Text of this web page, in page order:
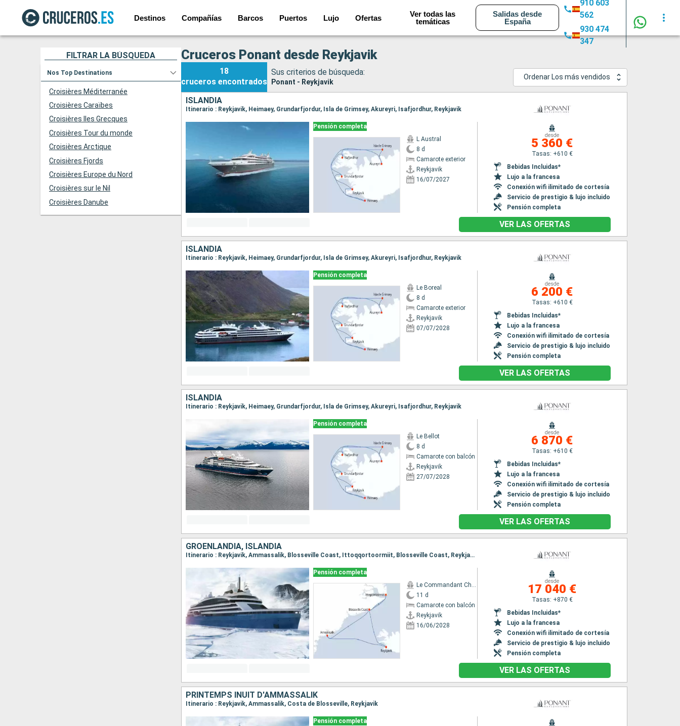
Destinos Compañías Barcos Puertos Lujo Ofertas
Ver todas las
temáticas
Salidas desde
España
910 603
562
930 474
347
FILTRAR LA BÚSQUEDA
Nos Top Destinations
Croisières Méditerranée
Croisières Caraïbes
Croisières Iles Grecques
Croisières Tour du monde
Croisières Arctique
Croisières Fjords
Croisières Europe du Nord
Croisières sur le Nil
Croisières Danube
Cruceros Ponant desde Reykjavik
18
cruceros encontrados
Sus criterios de búsqueda:
Ponant - Reykjavik
Ordenar Los más vendidos
ISLANDIA
Itinerario : Reykjavik, Heimaey, Grundarfjordur, Isla de Grimsey, Akureyri, Isafjordhur, Reykjavik
Pensión completa
L Austral
8 d
Camarote exterior
Reykjavik
16/07/2027
desde
5 360 €
Tasas: +610 €
Bebidas Incluidas*
Lujo a la francesa
Conexión wifi ilimitado de cortesía
Servicio de prestigio & lujo incluido
Pensión completa
VER LAS OFERTAS
ISLANDIA
Itinerario : Reykjavik, Heimaey, Grundarfjordur, Isla de Grimsey, Akureyri, Isafjordhur, Reykjavik
Pensión completa
Le Boreal
8 d
Camarote exterior
Reykjavik
07/07/2028
desde
6 200 €
Tasas: +610 €
Bebidas Incluidas*
Lujo a la francesa
Conexión wifi ilimitado de cortesía
Servicio de prestigio & lujo incluido
Pensión completa
VER LAS OFERTAS
ISLANDIA
Itinerario : Reykjavik, Heimaey, Grundarfjordur, Isla de Grimsey, Akureyri, Isafjordhur, Reykjavik
Pensión completa
Le Bellot
8 d
Camarote con balcón
Reykjavik
27/07/2028
desde
6 870 €
Tasas: +610 €
Bebidas Incluidas*
Lujo a la francesa
Conexión wifi ilimitado de cortesía
Servicio de prestigio & lujo incluido
Pensión completa
VER LAS OFERTAS
GROENLANDIA, ISLANDIA
Itinerario : Reykjavik, Ammassalik, Blosseville Coast, Ittoqqortoormiit, Blosseville Coast, Reykjavik
Pensión completa
Le Commandant Charcot
11 d
Camarote con balcón
Reykjavik
16/06/2028
desde
17 040 €
Tasas: +870 €
Bebidas Incluidas*
Lujo a la francesa
Conexión wifi ilimitado de cortesía
Servicio de prestigio & lujo incluido
Pensión completa
VER LAS OFERTAS
PRINTEMPS INUIT D'AMMASSALIK
Itinerario : Reykjavik, Ammassalik, Costa de Blosseville, Reykjavik
Pensión completa